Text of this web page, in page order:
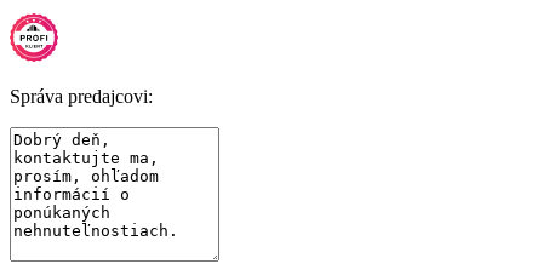
Správa predajcovi: